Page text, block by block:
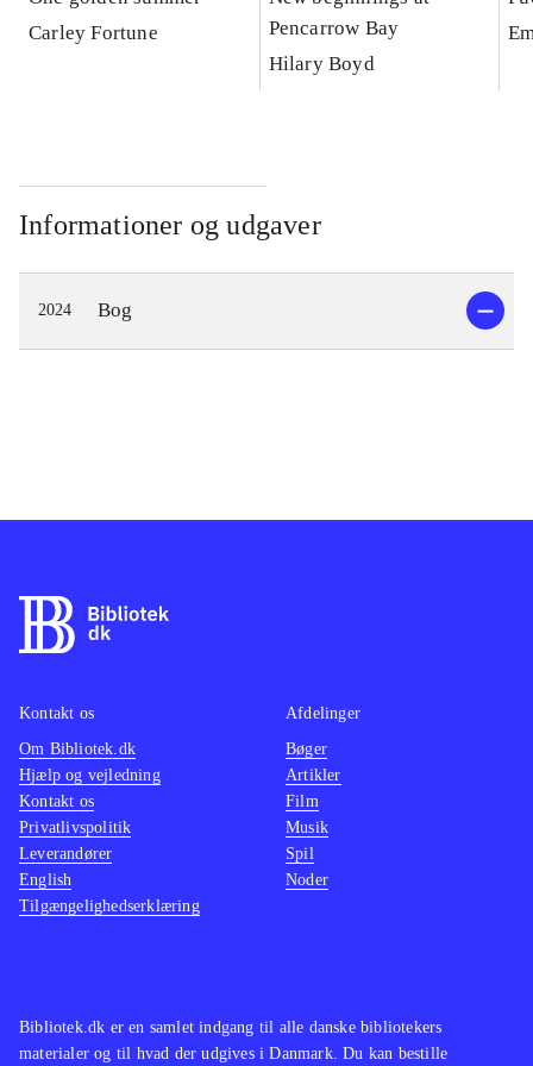
Carley Fortune
Pencarrow Bay
Hilary Boyd
Informationer og udgaver
2024 Bog
Bibliotek.dk er en samlet indgang til alle danske bibliotekers
materialer og til hvad der udgives i Danmark. Du kan bestille
Kontakt os
Om Bibliotek.dk
Hjælp og vejledning
Kontakt os
Privatlivspolitik
Leverandører
English
Tilgængelighedserklæring
Afdelinger
Bøger
Artikler
Film
Musik
Spil
Noder